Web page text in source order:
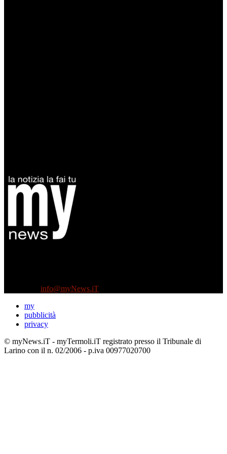
info@myNews.iT
my
pubblicità
privacy
© myNews.iT - myTermoli.iT registrato presso il Tribunale di
Larino con il n. 02/2006 - p.iva 00977020700